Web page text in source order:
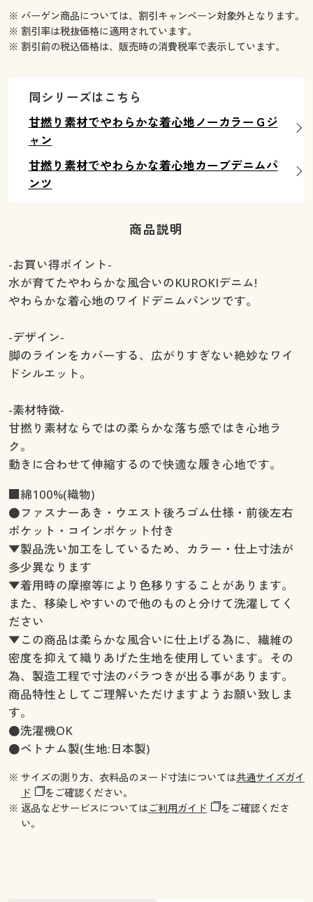
※ バーゲン商品については、割引キャンペーン対象外となります。
※ 割引率は税抜価格に適用されています。
※ 割引前の税込価格は、販売時の消費税率で表示しています。
同シリーズはこちら
甘撚り素材でやわらかな着心地ノーカラーＧジ
ャン
甘撚り素材でやわらかな着心地カーブデニムパ
ンツ
商品説明
-お買い得ポイント-
水が育てたやわらかな風合いのKUROKIデニム!
やわらかな着心地のワイドデニムパンツです。
-デザイン-
脚のラインをカバーする、広がりすぎない絶妙なワイ
ドシルエット。
-素材特徴-
甘撚り素材ならではの柔らかな落ち感ではき心地ラ
ク。
動きに合わせて伸縮するので快適な履き心地です。
■綿100%(織物)
●ファスナーあき・ウエスト後ろゴム仕様・前後左右
ポケット・コインポケット付き
▼製品洗い加工をしているため、カラー・仕上寸法が
多少異なります
▼着用時の摩擦等により色移りすることがあります。
また、移染しやすいので他のものと分けて洗濯してく
ださい
▼この商品は柔らかな風合いに仕上げる為に、繊維の
密度を抑えて織りあげた生地を使用しています。その
為、製造工程で寸法のバラつきが出る事があります。
商品特性としてご理解いただけますようお願い致しま
す。
●洗濯機OK
●ベトナム製(生地:日本製)
※ サイズの測り方、衣料品のヌード寸法については共通サイズガイ
ド
をご確認ください。
※ 返品などサービスについてはご利用ガイド
をご確認くださ
い。